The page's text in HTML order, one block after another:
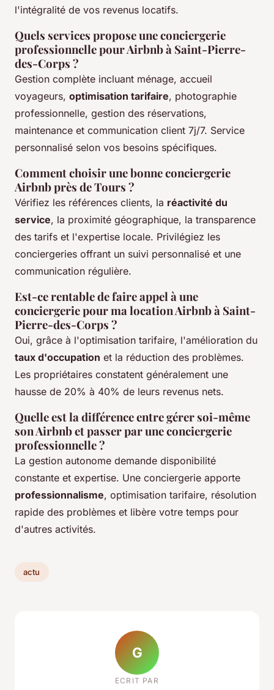
l'intégralité de vos revenus locatifs.
Quels services propose une conciergerie
professionnelle pour Airbnb à Saint-Pierre-
des-Corps ?
Gestion complète incluant ménage, accueil
voyageurs, optimisation tarifaire, photographie
professionnelle, gestion des réservations,
maintenance et communication client 7j/7. Service
personnalisé selon vos besoins spécifiques.
Comment choisir une bonne conciergerie
Airbnb près de Tours ?
Vérifiez les références clients, la réactivité du
service, la proximité géographique, la transparence
des tarifs et l'expertise locale. Privilégiez les
conciergeries offrant un suivi personnalisé et une
communication régulière.
Est-ce rentable de faire appel à une
conciergerie pour ma location Airbnb à Saint-
Pierre-des-Corps ?
Oui, grâce à l'optimisation tarifaire, l'amélioration du
taux d'occupation et la réduction des problèmes.
Les propriétaires constatent généralement une
hausse de 20% à 40% de leurs revenus nets.
Quelle est la différence entre gérer soi-même
son Airbnb et passer par une conciergerie
professionnelle ?
La gestion autonome demande disponibilité
constante et expertise. Une conciergerie apporte
professionnalisme, optimisation tarifaire, résolution
rapide des problèmes et libère votre temps pour
d'autres activités.
actu
G
ECRIT PAR